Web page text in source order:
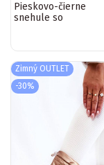
Pieskovo-čierne
snehule so
Zimný OUTLET
-30%